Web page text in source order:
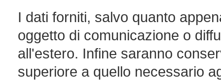
I dati forniti, salvo quanto
oggetto di comunicazione o
all'estero. Infine saranno
superiore a quello necessario